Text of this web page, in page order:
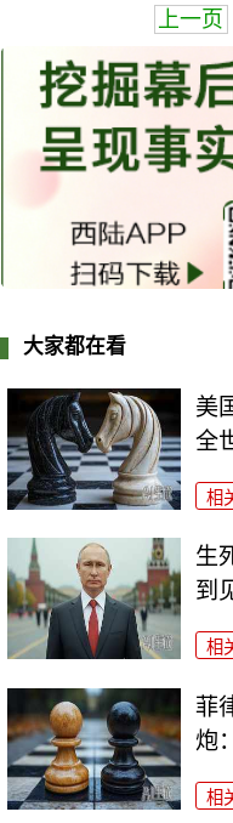
上一页
大家都在看
美
全
相
生
到
相
菲
炮
相